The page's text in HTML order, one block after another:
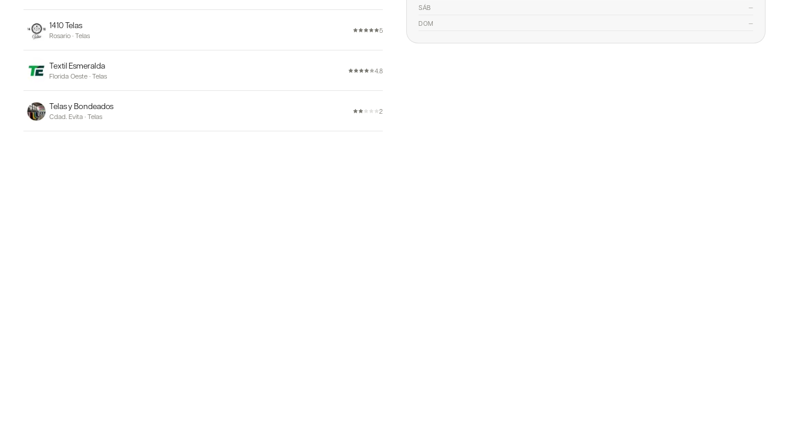
1410 Telas
Rosario · Telas
5
Textil Esmeralda
Florida Oeste · Telas
4.8
Telas y Bondeados
Cdad. Evita · Telas
2
SÁB —
DOM —